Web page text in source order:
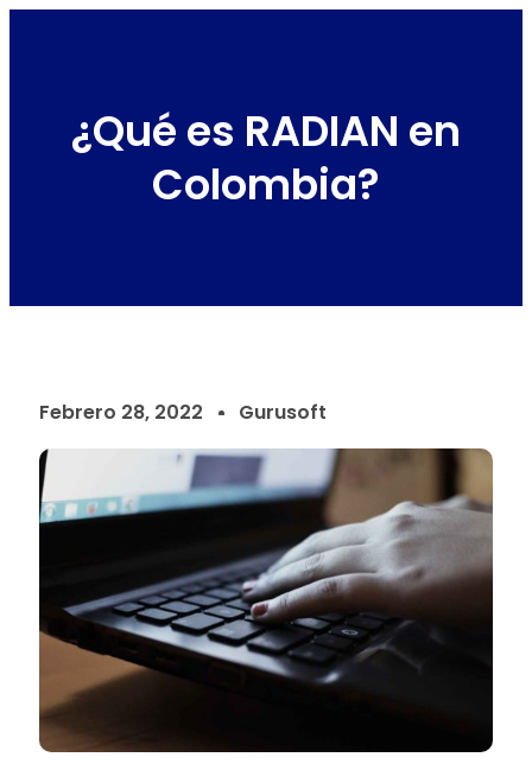
¿Qué es RADIAN en
Colombia?
Febrero 28, 2022 Gurusoft